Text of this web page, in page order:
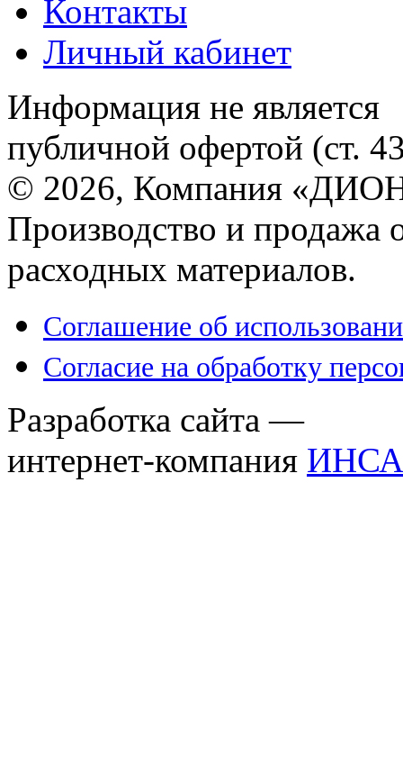
Контакты
Личный кабинет
Информация не является
публичной офертой (ст.
© 2026, Компания
Производство и продажа
расходных материалов.
Соглашение об
Согласие на обработку
Разработка сайта —
интернет-компания